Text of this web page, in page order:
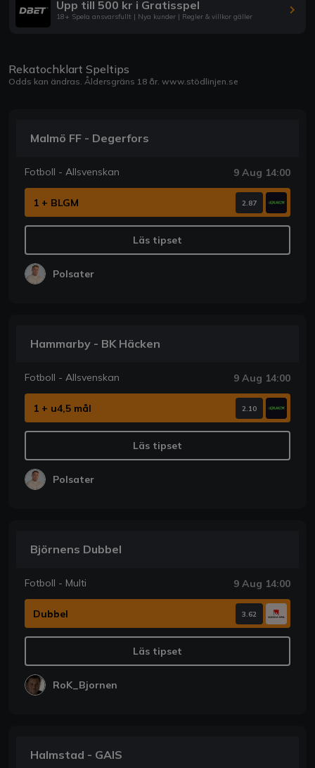
Upp till 500 kr i Gratisspel
18+ Spela ansvarsfullt | Nya kunder | Regler & villkor gäller
Rekatochklart Speltips
Odds kan ändras. Åldersgräns 18 år. www.stödlinjen.se
Malmö FF - Degerfors
Fotboll - Allsvenskan 9 Aug 14:00
1 + BLGM 2.87
Läs tipset
Polsater
Hammarby - BK Häcken
Fotboll - Allsvenskan 9 Aug 14:00
1 + u4,5 mål 2.10
Läs tipset
Polsater
Björnens Dubbel
Fotboll - Multi 9 Aug 14:00
Dubbel 3.62
Läs tipset
RoK_Bjornen
Halmstad - GAIS